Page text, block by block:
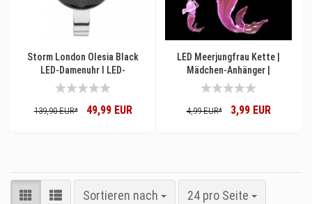
Storm London Olesia Black
LED-Damenuhr I LED-
Armbanduhr limitiert mit Zeit
und Datum Matrix LED-Display
I Storm London I
139,90 EUR*49,99 EUR
LED Meerjungfrau Kette |
Mädchen-Anhänger |
Modeschmuck blinkende
Halskette rot & blau I
Mitbrinsel & Mitgebsel I
4,99 EUR*3,99 EUR
Sortieren nach 24 pro Seite